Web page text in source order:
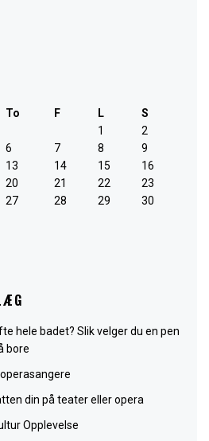
To F L
S
1
2
6 7 8
9
13 14 15
16
20 21 22
23
27 28 29
30
hele badet? Slik velger du en pen
bore
din på teater eller opera
Opplevelse